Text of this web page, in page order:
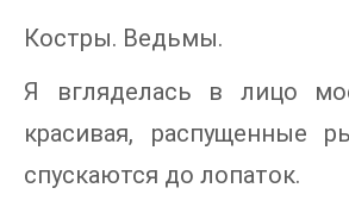
Костры. Ведьмы.
Я вгляделась в лицо
красивая, распущенные
спускаются до лопаток.